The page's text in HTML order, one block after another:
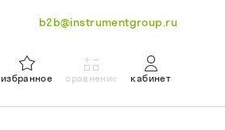
b2b@instrumentgroup.ru
избранное сравнение кабинет